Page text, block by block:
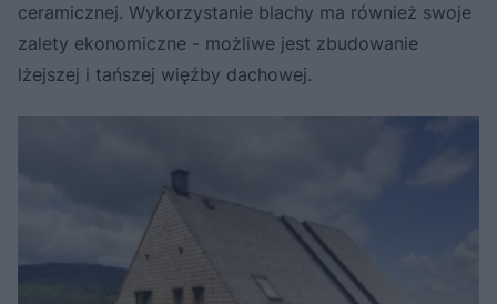
ceramicznej. Wykorzystanie blachy ma również swoje
zalety ekonomiczne - możliwe jest zbudowanie
lżejszej i tańszej więźby dachowej.